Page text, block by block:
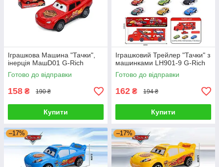
Іграшкова Машина "Тачки",
інерція МашD01 G-Rich
Готово до відправки
158 ₴ 190 ₴
Купити
Іграшковий Трейлер "Тачки" з
машинками LH901-9 G-Rich
Готово до відправки
162 ₴ 194 ₴
Купити
–17% –17%